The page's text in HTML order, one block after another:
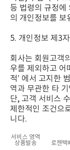
등 법령의 규정에
의 개인정보를 보
5. 개인정보 제3
회사는 회원고객
우를 제외하고 어
적’ 에서 고지한
역과 무관한 타
단, 고객 서비스
제한적인 조건으
니다.
서비스 영역
상품발송
로젠택